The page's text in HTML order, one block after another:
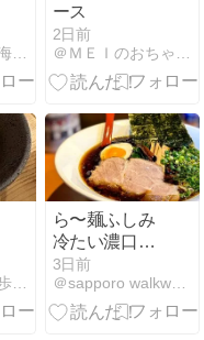
麺らぶ猫らぶ北海道らぶ\(^O^)／
ース
2日前
＠ＭＥＩのおちゃらけ日記
もがちょも食べ歩きde飲み歩き
ら〜麺ふしみ
冷たい濃口辛
醤油ら〜麺
3日前
＠sapporo walkways.